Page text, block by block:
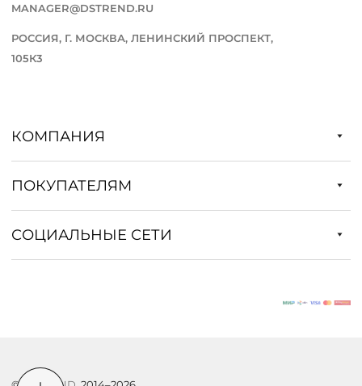
MANAGER@DSTREND.RU
РОССИЯ, Г. МОСКВА, ЛЕНИНСКИЙ ПРОСПЕКТ,
105К3
КОМПАНИЯ
ПОКУПАТЕЛЯМ
СОЦИАЛЬНЫЕ СЕТИ